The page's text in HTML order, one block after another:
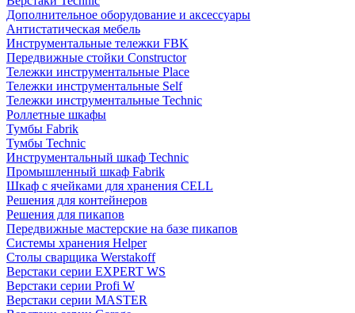
Дополнительное оборудование и аксессуары
Антистатическая мебель
Инструментальные тележки FBK
Передвижные стойки Constructor
Тележки инструментальные Place
Тележки инструментальные Self
Тележки инструментальные Technic
Роллетные шкафы
Тумбы Fabrik
Тумбы Technic
Инструментальный шкаф Technic
Промышленный шкаф Fabrik
Шкаф с ячейками для хранения CELL
Решения для контейнеров
Решения для пикапов
Передвижные мастерские на базе пикапов
Системы хранения Helper
Столы сварщика Werstakoff
Верстаки серии EXPERT WS
Верстаки серии Profi W
Верстаки серии MASTER